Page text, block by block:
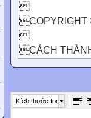

COPYRIGHT

CÁCH

Chú ý: Verb in
Động từ ở quá
Kích thước font